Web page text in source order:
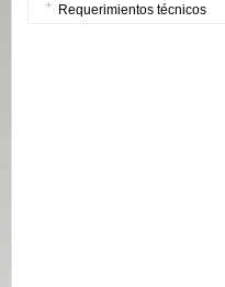
Requerimientos técnicos